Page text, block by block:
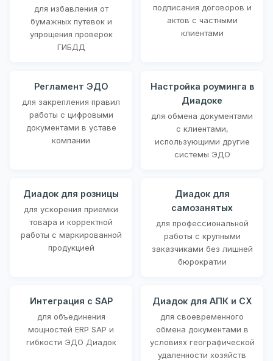
для избавления от
бумажных путевок и
упрощения проверок
ГИБДД
подписания договоров и
актов с частными
клиентами
Регламент ЭДО
для закрепления правил
работы с цифровыми
документами в уставе
компании
Настройка роуминга в
Диадоке
для обмена документами
с клиентами,
использующими другие
системы ЭДО
Диадок для розницы
для ускорения приемки
товара и корректной
работы с маркированной
продукцией
Диадок для
самозанятых
для профессиональной
работы с крупными
заказчиками без лишней
бюрократии
Интеграция с SAP
для объединения
мощностей ERP SAP и
гибкости ЭДО Диадок
Диадок для АПК и СХ
для своевременного
обмена документами в
условиях географической
удаленности хозяйств